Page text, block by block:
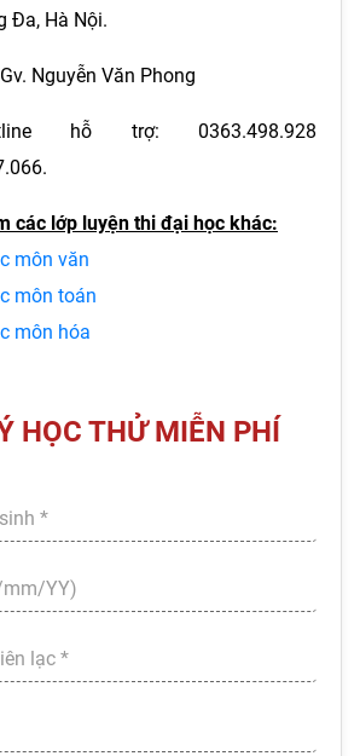
Đa, Hà Nội.
Nguyễn Văn Phong
hỗ trợ: 0363.498.928
các lớp luyện thi đại học khác:
môn văn
môn toán
môn hóa
HỌC THỬ MIỄN PHÍ